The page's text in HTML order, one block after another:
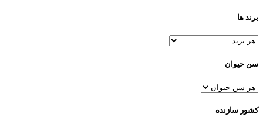
برند ها
سن حیوان
کشور سازنده